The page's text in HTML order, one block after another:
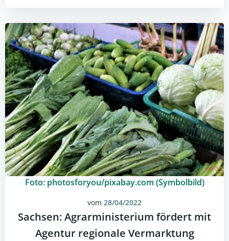
Foto: photosforyou/pixabay.com (Symbolbild)
vom 28/04/2022
Sachsen: Agrarministerium fördert mit
Agentur regionale Vermarktung